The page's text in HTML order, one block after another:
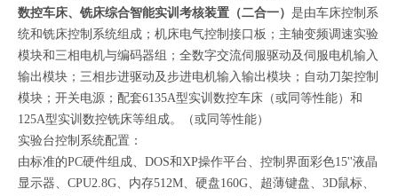
数控车床、铣床综合智能实训考核装置（二合一） 是由车床控制系
统和铣床控制系统组成；机床电气控制接口板；主轴变频调速实验
模块和三相电机与编码器组；全数字交流伺服驱动及伺服电机输入
输出模块；三相步进驱动及步进电机输入输出模块；自动刀架控制
模块；开关电源；配套6135A型实训数控车床（或同等性能）和
125A型实训数控铣床等组成。（或同等性能）
实验台控制系统配置：
由标准的PC硬件组成、DOS和XP操作平台、控制界面彩色15''液晶
显示器、CPU2.8G、内存512M、硬盘160G、超薄键盘、3D鼠标、